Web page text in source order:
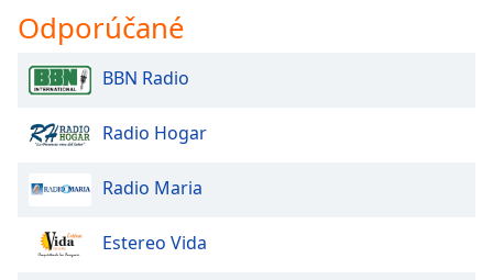
Text
Color
Opacity
Text
Color
Odporúčané
BBN Radio
Radio Hogar
Radio Maria
Estereo Vida